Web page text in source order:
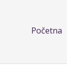
Početna